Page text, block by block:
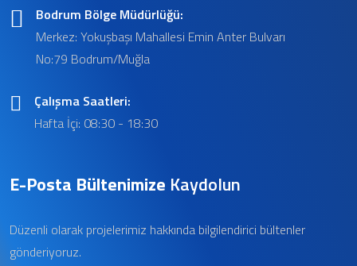
Bodrum Bölge Müdürlüğü:
Merkez: Yokuşbaşı Mahallesi Emin Anter Bulvarı
No:79 Bodrum/Muğla
Çalışma Saatleri:
Hafta İçi: 08:30 - 18:30
E-Posta Bültenimize Kaydolun
Düzenli olarak projelerimiz hakkında bilgilendirici bültenler
gönderiyoruz.